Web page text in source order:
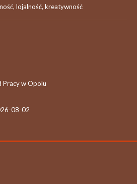
lojalność, kreatywność
Pracy w Opolu
08-02